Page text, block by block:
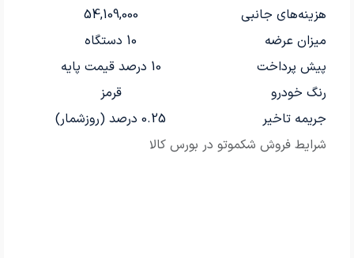
شرایط فروش شکموتو در بورس کالا
هزینه‌های جانبی
54,109,000
میزان عرضه
10 دستگاه
پیش پرداخت
10 درصد قیمت پایه
رنگ خودرو
قرمز
جریمه تاخیر
0.25 درصد (روزشمار)